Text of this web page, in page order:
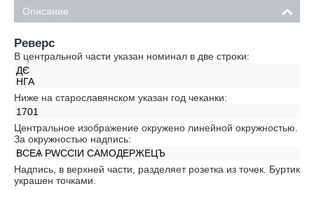
Описание
Реверс
В центральной части указан номинал в две строки:
ДЄ
НГА
Ниже на старославянском указан год чеканки:
1701
Центральное изображение окружено линейной окружностью.
За окружностью надпись:
ВСЕѦ РWССIИ САМОДЕРЖЕЦЪ
Надпись, в верхней части, разделяет розетка из точек. Буртик
украшен точками.